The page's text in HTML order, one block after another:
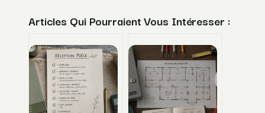
Articles Qui Pourraient Vous Intéresser :